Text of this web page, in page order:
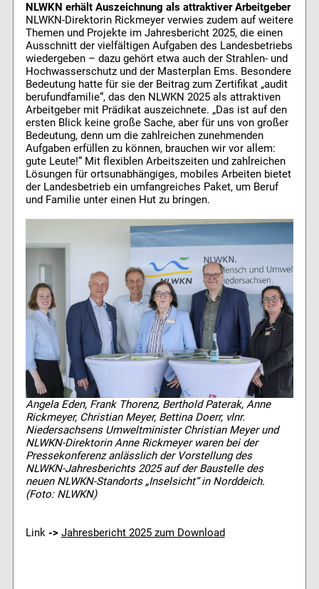
NLWKN erhält Auszeichnung als attraktiver Arbeitgeber
NLWKN-Direktorin Rickmeyer verwies zudem auf weitere
Themen und Projekte im Jahresbericht 2025, die einen
Ausschnitt der vielfältigen Aufgaben des Landesbetriebs
wiedergeben – dazu gehört etwa auch der Strahlen- und
Hochwasserschutz und der Masterplan Ems. Besondere
Bedeutung hatte für sie der Beitrag zum Zertifikat „audit
berufundfamilie“, das den NLWKN 2025 als attraktiven
Arbeitgeber mit Prädikat auszeichnete. „Das ist auf den
ersten Blick keine große Sache, aber für uns von großer
Bedeutung, denn um die zahlreichen zunehmenden
Aufgaben erfüllen zu können, brauchen wir vor allem:
gute Leute!“ Mit flexiblen Arbeitszeiten und zahlreichen
Lösungen für ortsunabhängiges, mobiles Arbeiten bietet
der Landesbetrieb ein umfangreiches Paket, um Beruf
und Familie unter einen Hut zu bringen.
Angela Eden, Frank Thorenz, Berthold Paterak, Anne
Rickmeyer, Christian Meyer, Bettina Doerr, vlnr.
Niedersachsens Umweltminister Christian Meyer und
NLWKN-Direktorin Anne Rickmeyer waren bei der
Pressekonferenz anlässlich der Vorstellung des
NLWKN-Jahresberichts 2025 auf der Baustelle des
neuen NLWKN-Standorts „Inselsicht“ in Norddeich.
(Foto: NLWKN)
Link -> Jahresbericht 2025 zum Download